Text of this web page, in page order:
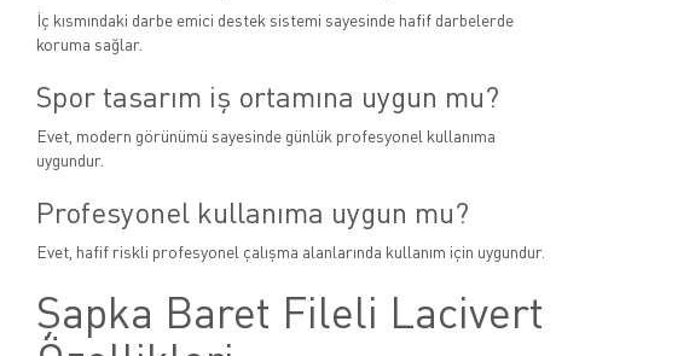
İç kısmındaki darbe emici destek sistemi sayesinde hafif darbelerde
koruma sağlar.
Spor tasarım iş ortamına uygun mu?
Evet, modern görünümü sayesinde günlük profesyonel kullanıma
uygundur.
Profesyonel kullanıma uygun mu?
Evet, hafif riskli profesyonel çalışma alanlarında kullanım için uygundur.
Şapka Baret Fileli Lacivert